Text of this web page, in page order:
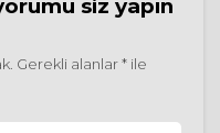
siz yapın
Gerekli alanlar* ile